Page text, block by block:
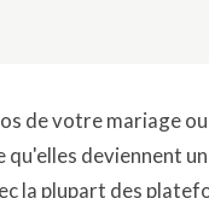
de votre mariage
qu'elles deviennent
la plupart des